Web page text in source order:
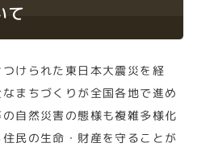
て
けられた東日本大震災を経
まちづくりが全国各地で進め
自然災害の態様も複雑多様化
民の生命・財産を守ることが